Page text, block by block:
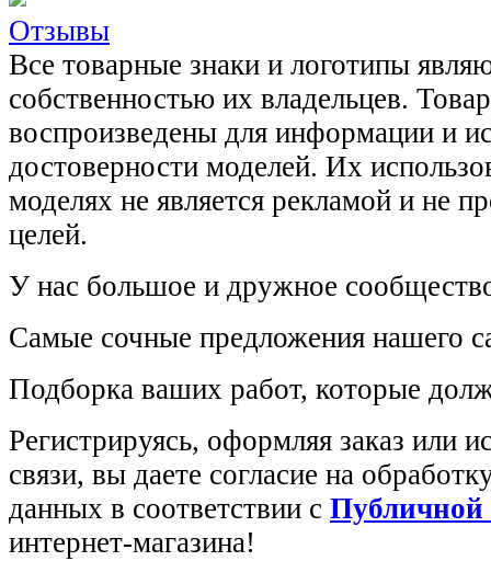
Отзывы
Все товарные знаки и логотипы
собственностью их владельцев.
воспроизведены для информации и
достоверности моделей. Их
моделях не является рекламой и не
целей.
У нас большое и дружное
Самые сочные предложения нашего
Подборка ваших работ, которые
Регистрируясь, оформляя заказ или
связи, вы даете согласие на
данных в соответствии с Публичной
интернет-магазина!